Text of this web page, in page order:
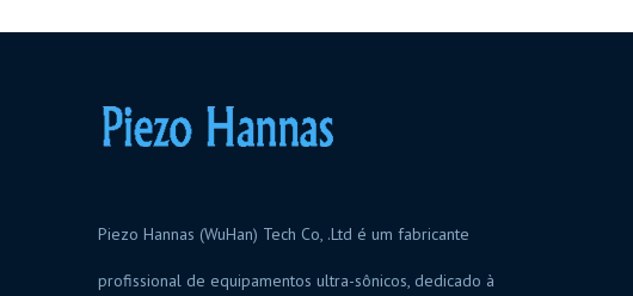
Piezo Hannas (WuHan) Tech Co, .Ltd é um fabricante
profissional de equipamentos ultra-sônicos, dedicado à